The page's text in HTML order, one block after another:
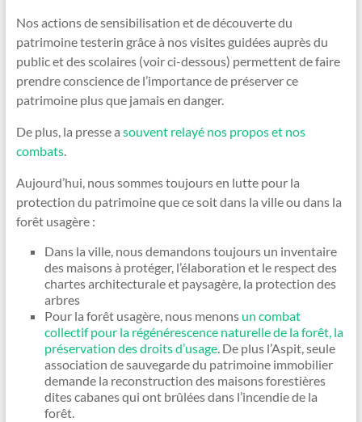
Nos actions de sensibilisation et de découverte du
patrimoine testerin grâce à nos visites guidées auprès du
public et des scolaires (voir ci-dessous) permettent de faire
prendre conscience de l’importance de préserver ce
patrimoine plus que jamais en danger.
De plus, la presse a souvent relayé nos propos et nos
combats.
Aujourd’hui, nous sommes toujours en lutte pour la
protection du patrimoine que ce soit dans la ville ou dans la
forêt usagère :
Dans la ville, nous demandons toujours un inventaire
des maisons à protéger, l’élaboration et le respect des
chartes architecturale et paysagère, la protection des
arbres
Pour la forêt usagère, nous menons un combat
collectif pour la régénérescence naturelle de la forêt, la
préservation des droits d’usage. De plus l’Aspit, seule
association de sauvegarde du patrimoine immobilier
demande la reconstruction des maisons forestières
dites cabanes qui ont brûlées dans l’incendie de la
forêt.